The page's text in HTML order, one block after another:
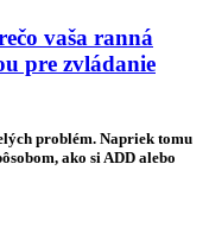
vaša ranná
pre zvládanie
problém. Napriek tomu
ako si ADD alebo